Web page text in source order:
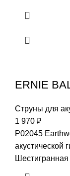
ERNIE
Струны для
1 970 ₽
P02045
акустической
Шестигранная